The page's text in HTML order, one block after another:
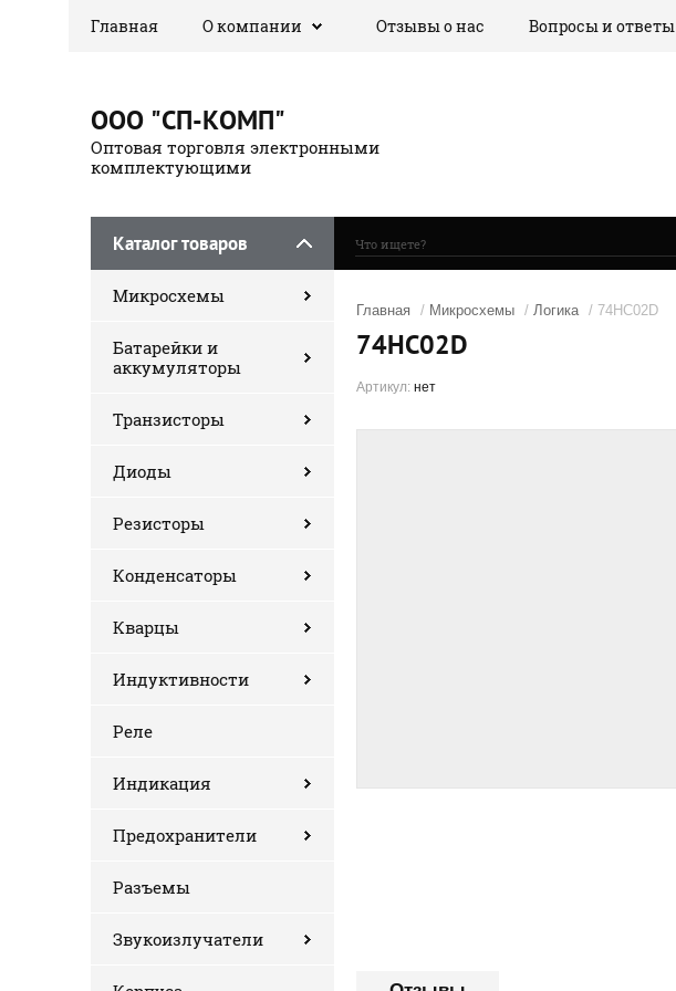
Главная О компании Отзывы о нас Вопросы и ответы
ООО "СП-КОМП"
Оптовая торговля электронными
комплектующими
Каталог товаров
Микросхемы
Батарейки и
аккумуляторы
Транзисторы
Диоды
Резисторы
Конденсаторы
Кварцы
Индуктивности
Реле
Индикация
Предохранители
Разъемы
Звукоизлучатели
Главная / Микросхемы / Логика / 74HC02D
74HC02D
Артикул: нет